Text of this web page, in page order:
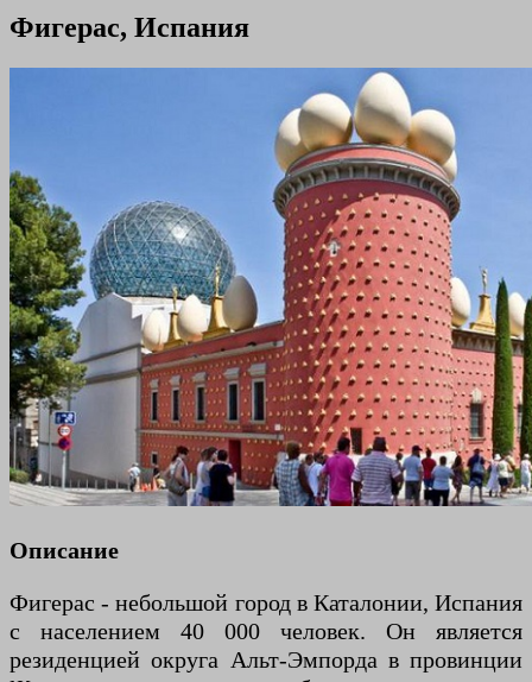
Фигерас, Испания
Описание
Фигерас - небольшой город в Каталонии, Испания
с населением 40 000 человек. Он является
резиденцией округа Альт-Эмпорда в провинции